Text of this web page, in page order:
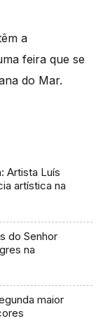
a
feira que se
do Mar.
Artista Luís
artística na
do Senhor
na
maior